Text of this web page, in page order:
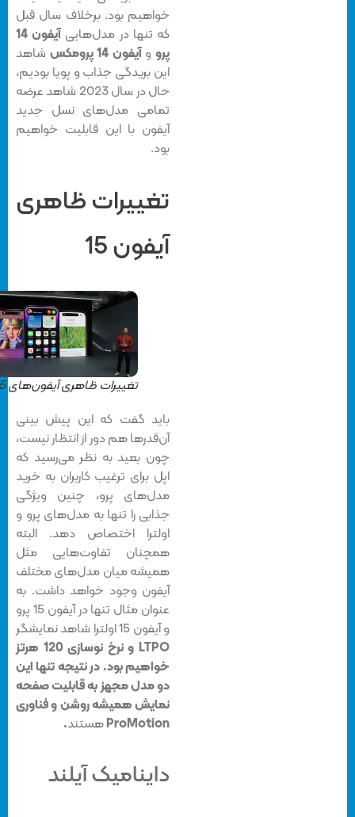
خواهیم بود. برخلاف سال قبل
که تنها در مدل‌هایی
آیفون 14
وآیفون 14 پرومکس
شاهد
این بریدگی جذاب و پویا بودیم،
حال در سال 2023 شاهد عرضه
تمامی مدل‌های نسل جدید
آیفون با این قابلیت خواهیم
تغییرات ظاهری
آیفون 15
تغییرات ظاهری آیفون‌های 15
باید گفت که این پیش بینی
آن‌قدرها هم دور از انتظار نیست،
چون بعید به نظر می‌ر‌سید که
اپل برای ترغیب کاربران به خرید
مدل‌های پرو، چنین ویژگی
جذابی را تنها به مدل‌های پرو و
اولترا اختصاص دهد. البته
همچنان تفاوت‌هایی مثل
همیشه میان مدل‌های مختلف
آیفون وجود خواهد داشت. به
عنوان مثال تنها در آیفون 15 پرو
و آیفون 15 اولترا شاهد نمایشگر
LTPO
و نرخ نوسازی 120 هرتز
خواهیم بود. در نتیجه تنها این
دو مدل مجهز به قابلیت صفحه
نمایش همیشه روشن و فناوری
ProMotionهستند.
داینامیک آیلند